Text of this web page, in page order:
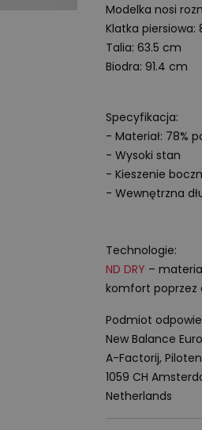
Modelka nosi
Klatka piersiowa:
Talia: 63.5 cm
Biodra: 91.4 cm
Specyfikacja:
- Materiał: 78%
- Wysoki stan
- Kieszenie
- Wewnętrzna
Technologie:
ND DRY –
komfort poprzez
Podmiot
New Balance
A-Factorij,
1059 CH
Netherlands